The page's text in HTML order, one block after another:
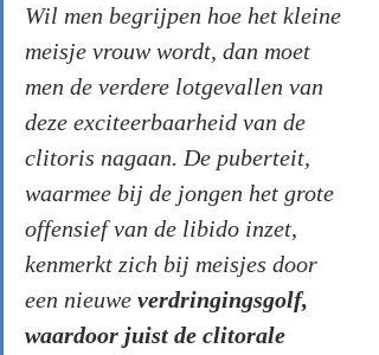
Wil men begrijpen hoe het kleine
meisje vrouw wordt, dan moet
men de verdere lotgevallen van
deze exciteerbaarheid van de
clitoris nagaan. De puberteit,
waarmee bij de jongen het grote
offensief van de libido inzet,
kenmerkt zich bij meisjes door
een nieuwe verdringingsgolf,
waardoor juist de clitorale